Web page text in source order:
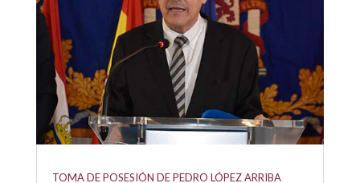
TOMA DE POSESIÓN DE PEDRO LÓPEZ ARRIBA